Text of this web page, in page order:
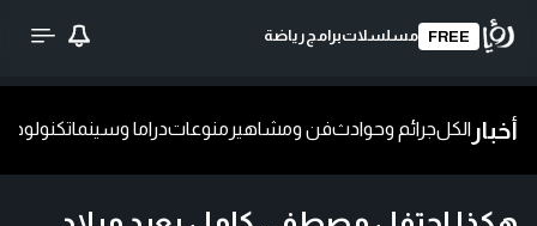
FREE مسلسلاتبرامج رياضة
أخبار الكلجرائم وحوادثفن ومشاهير منوعاتدراما وسينماتكنولوجيا